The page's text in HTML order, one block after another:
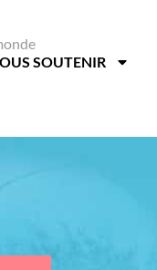
SOUTENIR